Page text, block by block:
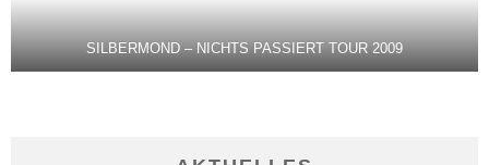
SILBERMOND – NICHTS PASSIERT TOUR 2009